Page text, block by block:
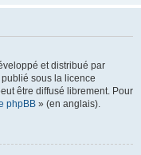
et distribué par
publié sous la licence
être diffusé librement. Pour
phpBB » (en anglais).